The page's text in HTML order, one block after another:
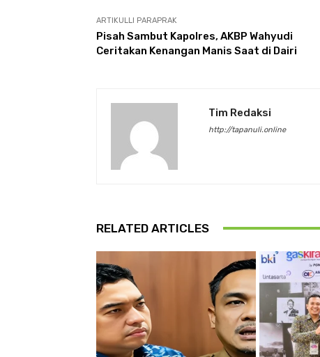
ARTIKULLI PARAPRAK
Pisah Sambut Kapolres, AKBP Wahyudi
Ceritakan Kenangan Manis Saat di Dairi
Tim Redaksi
http://tapanuli.online
RELATED ARTICLES